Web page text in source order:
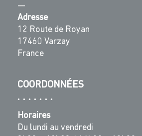
—
Adresse
12 Route de Royan
17460 Varzay
France
COORDONNÉES
Horaires
Du lundi au vendredi